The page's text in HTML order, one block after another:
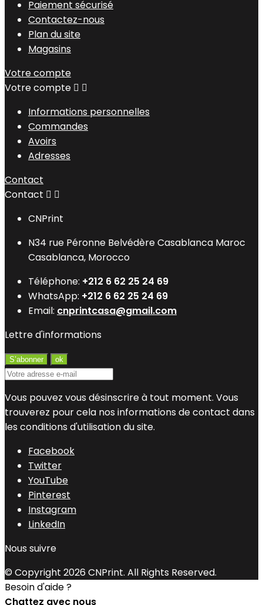
Paiement sécurisé
Contactez-nous
Plan du site
Magasins
Votre compte
Votre compte  
Informations personnelles
Commandes
Avoirs
Adresses
Contact
Contact  
CNPrint
N34 rue Péronne Belvédère Casablanca Maroc
Casablanca, Morocco
Téléphone: +212 6 62 25 24 69
WhatsApp: +212 6 62 25 24 69
Email: cnprintcasa@gmail.com
Lettre d'informations
Vous pouvez vous désinscrire à tout moment. Vous
trouverez pour cela nos informations de contact dans
les conditions d'utilisation du site.
Facebook
Twitter
YouTube
Pinterest
Instagram
LinkedIn
Nous suivre
© Copyright 2026 CNPrint. All Rights Reserved.
Besoin d'aide ?
Chattez avec nous